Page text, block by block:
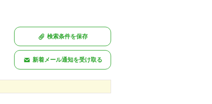
検索条件を保存
新着メール通知を受け取る